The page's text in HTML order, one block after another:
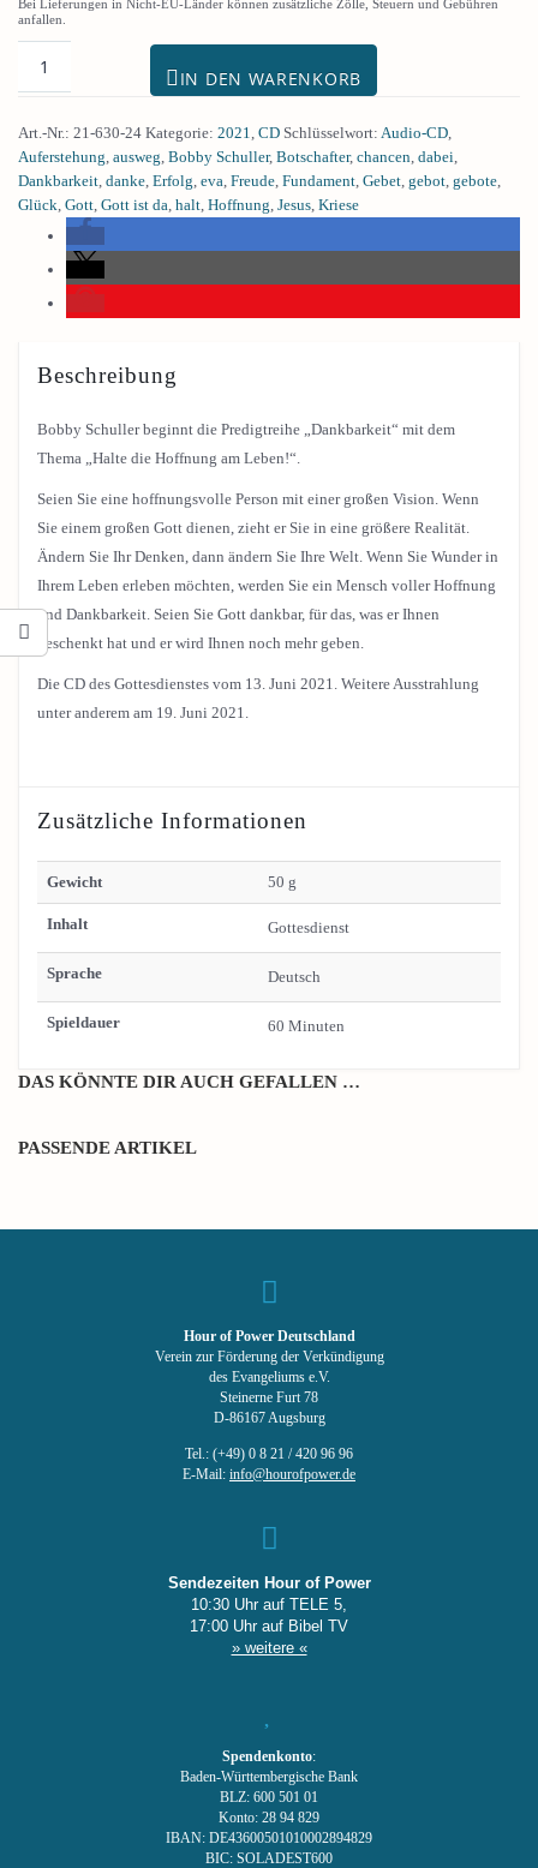
Bei Lieferungen in Nicht-EU-Länder können zusätzliche Zölle, Steuern und Gebühren
anfallen.
IN DEN WARENKORB
Art.-Nr.: 21-630-24 Kategorie: 2021 CD Schlüsselwort: Audio-CD
Auferstehung ausweg Bobby Schuller, Botschafter, chancen dabei
Dankbarkeit danke Erfolg eva Freude Fundament Gebet gebot gebote
Glück Gott Gott ist da halt Hoffnung Jesus Kriese
Beschreibung
Bobby Schuller beginnt die Predigtreihe „Dankbarkeit“ mit dem
Thema „Halte die Hoffnung am Leben!“.
Seien Sie eine hoffnungsvolle Person mit einer großen Vision. Wenn
Sie einem großen Gott dienen, zieht er Sie in eine größere Realität.
Ändern Sie Ihr Denken, dann ändern Sie Ihre Welt. Wenn Sie Wunder in
Ihrem Leben erleben möchten, werden Sie ein Mensch voller Hoffnung
und Dankbarkeit. Seien Sie Gott dankbar, für das, was er Ihnen
geschenkt hat und er wird Ihnen noch mehr geben.
Die CD des Gottesdienstes vom 13. Juni 2021. Weitere Ausstrahlung
unter anderem am 19. Juni 2021.
Zusätzliche Informationen
Gewicht 50 g
Inhalt Gottesdienst
Sprache Deutsch
Spieldauer 60 Minuten
DAS KÖNNTE DIR AUCH GEFALLEN …
PASSENDE ARTIKEL
Hour of Power Deutschland
Verein zur Förderung der Verkündigung
des Evangeliums e.V.
Steinerne Furt 78
D-86167 Augsburg
Tel.: (+49) 0 8 21 / 420 96 96
E-Mail: info@hourofpower.de
Sendezeiten Hour of Power
10:30 Uhr auf TELE 5,
17:00 Uhr auf Bibel TV
» weitere «
Spendenkonto:
Baden-Württembergische Bank
BLZ: 600 501 01
Konto: 28 94 829
IBAN: DE43600501010002894829
BIC: SOLADEST600